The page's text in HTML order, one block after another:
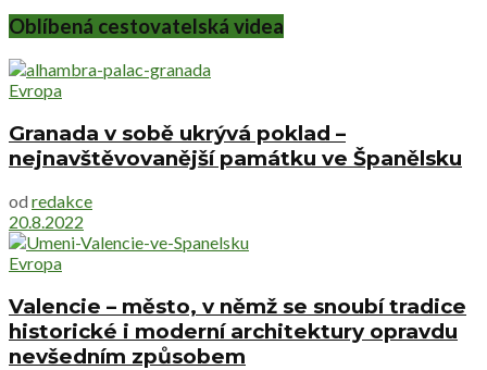
Oblíbená cestovatelská videa
Evropa
Granada v sobě ukrývá poklad –
nejnavštěvovanější památku ve Španělsku
od redakce
20.8.2022
Evropa
Valencie – město, v němž se snoubí tradice
historické i moderní architektury opravdu
nevšedním způsobem